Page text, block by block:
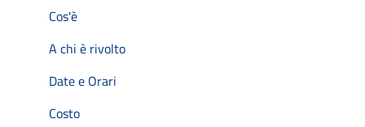
Cos'è
A chi è rivolto
Date e Orari
Costo